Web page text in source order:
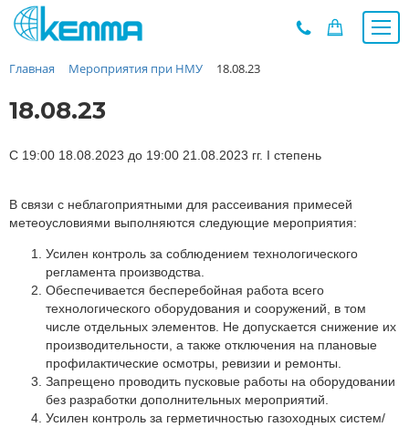
Каталог
О заводе
Новости
Дилеры
Недвижимость
Мероприятия при НМУ
Предложения к зачёту
Подбор
Вакансии
Сертификаты
Партнеры
Главная Мероприятия при НМУ 18.08.23
18.08.23
С 19:00 18.08.2023 до 19:00 21.08.2023 гг. I степень
В связи с неблагоприятными для рассеивания примесей
метеоусловиями выполняются следующие мероприятия:
Усилен контроль за соблюдением технологического
регламента производства.
Обеспечивается бесперебойная работа всего
технологического оборудования и сооружений, в том
числе отдельных элементов. Не допускается снижение их
производительности, а также отключения на плановые
профилактические осмотры, ревизии и ремонты.
Запрещено проводить пусковые работы на оборудовании
без разработки дополнительных мероприятий.
Усилен контроль за герметичностью газоходных систем/